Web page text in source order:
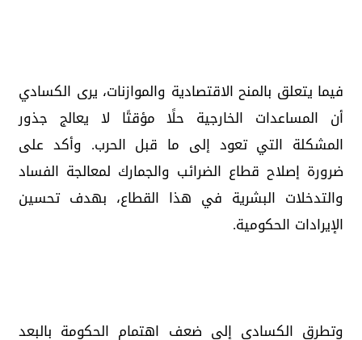
فيما يتعلق بالمنح الاقتصادية والموازنات، يرى الكسادي
أن المساعدات الخارجية حلًا مؤقتًا لا يعالج جذور
المشكلة التي تعود إلى ما قبل الحرب. وأكد على
ضرورة إصلاح قطاع الضرائب والجمارك لمعالجة الفساد
والتدخلات البشرية في هذا القطاع، بهدف تحسين
الإيرادات الحكومية.
وتطرق الكسادي إلى ضعف اهتمام الحكومة بالبعد